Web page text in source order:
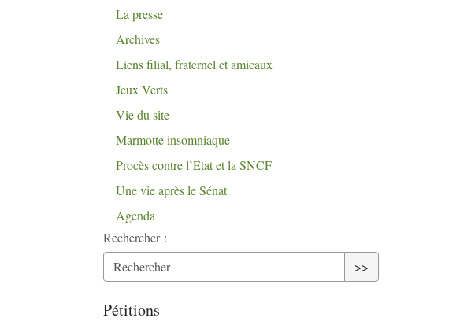
La presse
Archives
Liens filial, fraternel et amicaux
Jeux Verts
Vie du site
Marmotte insomniaque
Procès contre l’Etat et la SNCF
Une vie après le Sénat
Agenda
Rechercher :
>>
Pétitions